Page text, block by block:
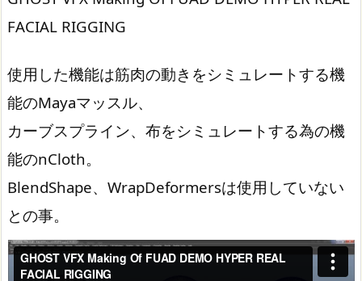
FACIAL RIGGING
使用した機能は筋肉の動きをシミュレートする機
能のMayaマッスル、
カーブスプライン、布をシミュレートする為の機
能のnCloth。
BlendShape、WrapDeformersは使用していない
との事。